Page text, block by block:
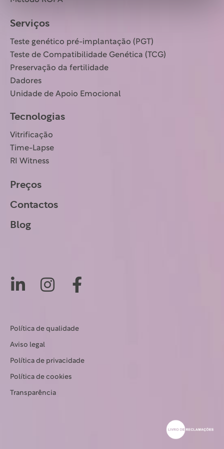
Serviços
Teste genético pré-implantação (PGT)
Teste de Compatibilidade Genética (TCG)
Preservação da fertilidade
Dadores
Unidade de Apoio Emocional
Tecnologias
Vitrificação
Time-Lapse
RI Witness
Preços
Contactos
Blog
Política de qualidade
Aviso legal
Política de privacidade
Política de cookies
Transparência